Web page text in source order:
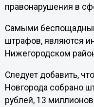
правонарушения в
Самыми
штрафов, являются
Нижегородском
Следует добавить,
Новгорода собрано
рублей, 13